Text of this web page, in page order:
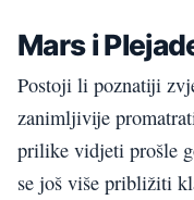
Mars i
Postoji li poznatiji
zanimljivije
prilike vidjeti prošle
se još više približiti